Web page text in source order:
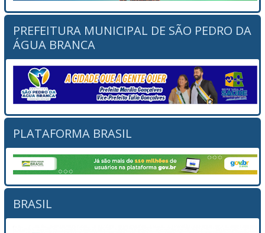
PREFEITURA MUNICIPAL DE SÃO PEDRO DA
ÁGUA BRANCA
PLATAFORMA BRASIL
BRASIL